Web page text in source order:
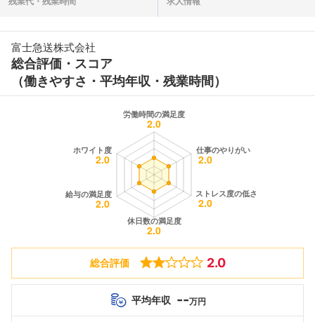
富士急送株式会社
総合評価・スコア
（働きやすさ・平均年収・残業時間）
総合評価 2.0
平均年収 --万円